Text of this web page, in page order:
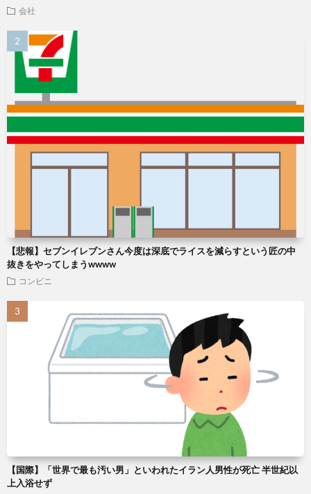
会社
【悲報】セブンイレブンさん今度は深底でライスを減らすという匠の中
抜きをやってしまうwwww
コンビニ
【国際】「世界で最も汚い男」といわれたイラン人男性が死亡 半世紀以
上入浴せず